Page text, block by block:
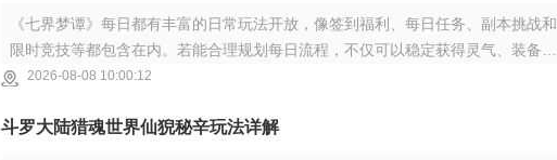
《七界梦谭》每日都有丰富的日常玩法开放，像签到福利、每日任务、副本挑战和
限时竞技等都包含在内。若能合理规划每日流程，不仅可以稳定获得灵气、装备与
培养资源，还能让
2026-08-08 10:00:12
斗罗大陆猎魂世界仙猊秘辛玩法详解